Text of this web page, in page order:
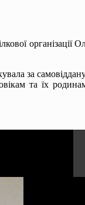
організації
за
та їх